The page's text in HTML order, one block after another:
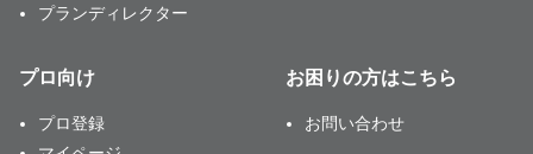
プランディレクター
プロ向け
プロ登録
お困りの方はこちら
お問い合わせ